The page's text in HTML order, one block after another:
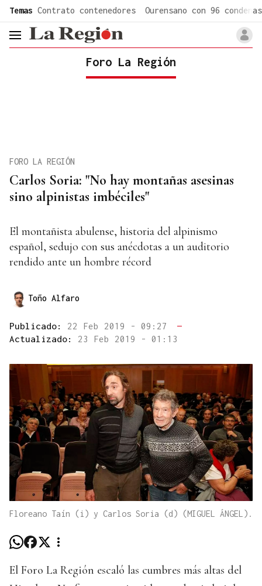
Temas Contrato contenedores Ourensano con 96 condenas
header.menu.open
Foro La Región
Carlos Soria: "No hay montañas asesinas
sino alpinistas imbéciles"
FORO LA REGIÓN
El montañista abulense, historia del alpinismo
español, sedujo con sus anécdotas a un auditorio
rendido ante un hombre récord
Toño Alfaro
Publicado: 22 Feb 2019 - 09:27
—
Actualizado: 23 Feb 2019 - 01:13
Floreano Taín (i) y Carlos Soria (d) (MIGUEL ÁNGEL).
El Foro La Región escaló las cumbres más altas del